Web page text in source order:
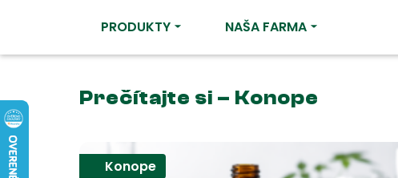
PRODUKTY NAŠA FARMA
Prečítajte si – Konope
Konope